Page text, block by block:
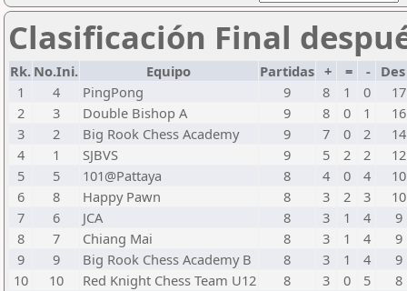
Clasificación Final
Rk. No.Ini. Equipo Partidas + = -
1
4 PingPong 9 8 1 0
17
2
3 Double Bishop A 9 8 0 1
16
3
2 Big Rook Chess Academy 9 7 0 2
14
4
1 SJBVS 9 5 2 2
12
5
5 101@Pattaya 8 4 0 4
10
6
8 Happy Pawn 8 3 2 3
10
7
6 JCA 8 3 1 4
9
8
7 Chiang Mai 8 3 1 4
9
9
9 Big Rook Chess Academy B 8 3 1 4
9
10
10 Red Knight Chess Team U12 8 3 0 5
8